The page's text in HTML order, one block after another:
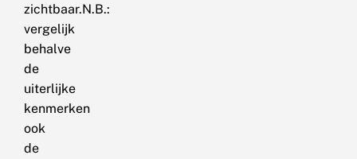
zichtbaar.N.B.:
vergelijk
behalve
de
uiterlijke
kenmerken
ook
de